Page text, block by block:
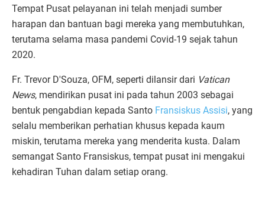
Tempat Pusat pelayanan ini telah menjadi sumber
harapan dan bantuan bagi mereka yang membutuhkan,
terutama selama masa pandemi Covid-19 sejak tahun
2020.
Fr. Trevor D'Souza, OFM, seperti dilansir dari Vatican
News, mendirikan pusat ini pada tahun 2003 sebagai
bentuk pengabdian kepada Santo Fransiskus Assisi, yang
selalu memberikan perhatian khusus kepada kaum
miskin, terutama mereka yang menderita kusta. Dalam
semangat Santo Fransiskus, tempat pusat ini mengakui
kehadiran Tuhan dalam setiap orang.